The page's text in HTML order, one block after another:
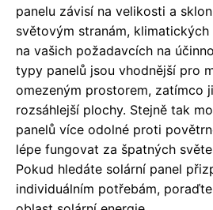
panelu závisí na velikosti a
světovým stranám,
na vašich požadavcích na
typy panelů jsou vhodnější pro
omezeným prostorem, zatímco
rozsáhlejší plochy. Stejně tak
panelů více odolné proti
lépe fungovat za špatných
Pokud hledáte solární panel
individuálním potřebám,